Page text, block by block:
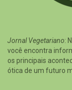
Jornal Vegetariano:
você encontra
os principais
ótica de um futuro